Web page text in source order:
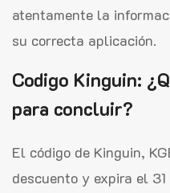
atentamente la
su correcta aplicación.
Codigo Kinguin:
para concluir?
El código de Kinguin,
descuento y expira el